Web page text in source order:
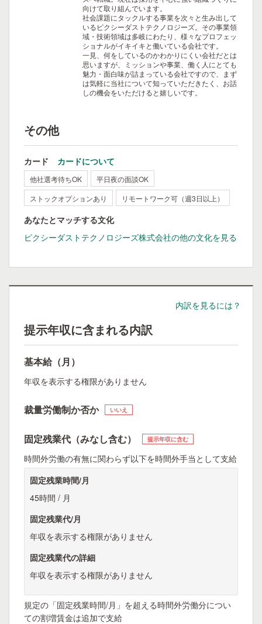
向けて取り組んでいます。
社会課題にタックルする事業を次々と生み出して
いるピクシーダストテクノロジーズ。その事業領
域・技術領域は多岐にわたり、様々なプロフェッ
ショナルがイキイキと働いている会社です。
一見、何をしているのかわかりにくい会社だとは
思いますが、ミッションや事業、働く人にとても
魅力・面白味が詰まっている会社ですので、まず
は気軽に当社について知っていただきたく、お話
しの機会をいただけると嬉しいです。
その他
カード カードについて
他社選考待ちOK
平日夜の面談OK
ストックオプションあり
リモートワーク可（週3日以上）
あなたとマッチする文化
ピクシーダストテクノロジーズ株式会社の他の文化を見る
内訳を見るには？
提示年収に含まれる内訳
基本給（月）
年収を表示する権限がありません
裁量労働制か否か いいえ
固定残業代（みなし含む） 提示年収に含む
時間外労働の有無に関わらず以下を時間外手当として支給
固定残業時間/月
45時間 / 月
固定残業代/月
年収を表示する権限がありません
固定残業代の詳細
年収を表示する権限がありません
規定の「固定残業時間/月」を超える時間外労働分につい
ての割増賃金は追加で支給